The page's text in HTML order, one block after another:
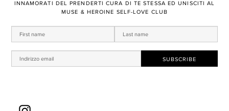
​INNAMORATI DEL PRENDERTI ​CURA DI TE STESSA ED UNISCITI AL
MUSE & HEROINE SELF-LOVE CLUB